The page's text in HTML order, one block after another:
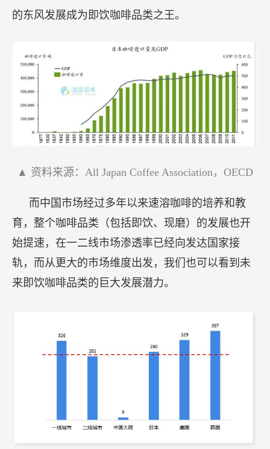
的东风发展成为即饮咖啡品类之王。
▲ 资料来源：All Japan Coffee Association，OECD
而中国市场经过多年以来速溶咖啡的培养和教
育，整个咖啡品类（包括即饮、现磨）的发展也开
始提速，在一二线市场渗透率已经向发达国家接
轨，而从更大的市场维度出发，我们也可以看到未
来即饮咖啡品类的巨大发展潜力。